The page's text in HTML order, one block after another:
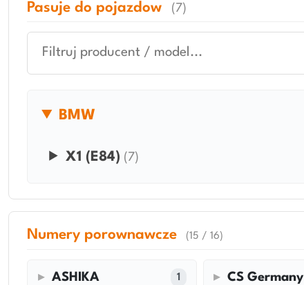
Pasuje do pojazdow (7)
BMW
X1 (E84) (7)
Numery porownawcze (15 / 16)
ASHIKA 1 CS Germany